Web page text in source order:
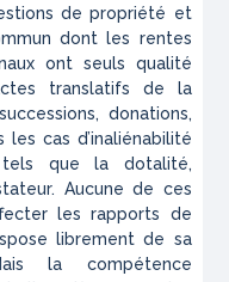
de propriété et
dont les rentes
ont seuls qualité
translatifs de la
donations,
cas d’inaliénabilité
que la dotalité,
Aucune de ces
les rapports de
librement de sa
la compétence